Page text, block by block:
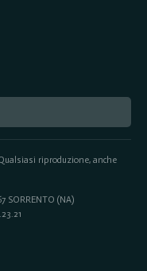
riproduzione, anche
SORRENTO (NA)